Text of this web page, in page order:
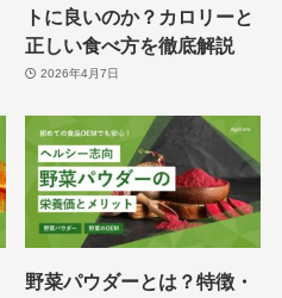
トに良いのか？カロリーと
正しい食べ方を徹底解説
2026年4月7日
野菜パウダーとは？特徴・